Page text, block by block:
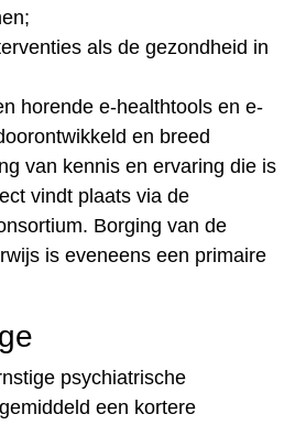
als de gezondheid in
horende e-healthtools en e-
en breed
van kennis en ervaring die is
vindt plaats via de
Borging van de
is eveneens een primaire
psychiatrische
een kortere